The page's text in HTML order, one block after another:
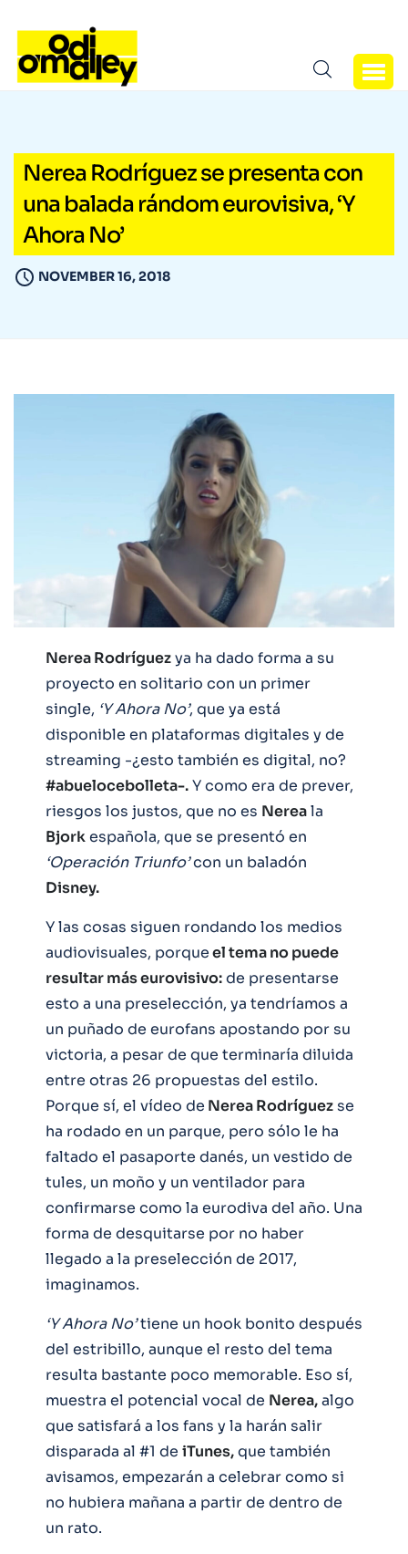
Nerea Rodríguez se presenta con
una balada rándom eurovisiva, ‘Y
Ahora No’
NOVEMBER 16, 2018
Nerea Rodríguezya ha dado forma a su
proyecto en solitario con un primer
single, ‘Y Ahora No’, que ya está
disponible en plataformas digitales y de
streaming -¿esto también es digital, no?
#abuelocebolleta-.Y como era de prever,
riesgos los justos, que no es Nereala
Bjorkespañola, que se presentó en
‘Operación Triunfo’con un baladón
Disney.
Y las cosas siguen rondando los medios
audiovisuales, porqueel tema no puede
resultar más eurovisivo:de presentarse
esto a una preselección, ya tendríamos a
un puñado de eurofans apostando por su
victoria, a pesar de que terminaría diluida
entre otras 26 propuestas del estilo.
Porque sí, el vídeo de Nerea Rodríguezse
ha rodado en un parque, pero sólo le ha
faltado el pasaporte danés, un vestido de
tules, un moño y un ventilador para
confirmarse como la eurodiva del año. Una
forma de desquitarse por no haber
llegado a la preselección de 2017,
imaginamos.
‘Y Ahora No’tiene un hook bonito después
del estribillo, aunque el resto del tema
resulta bastante poco memorable. Eso sí,
muestra el potencial vocal de Nerea,algo
que satisfará a los fans y la harán salir
disparada al #1 de iTunes,que también
avisamos, empezarán a celebrar como si
no hubiera mañana a partir de dentro de
un rato.